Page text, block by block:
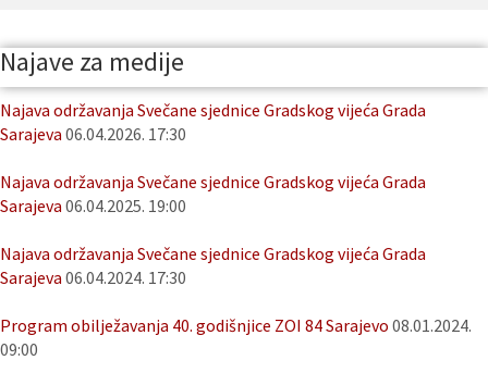
Najave za medije
Najava održavanja Svečane sjednice Gradskog vijeća Grada
Sarajeva 06.04.2026. 17:30
Najava održavanja Svečane sjednice Gradskog vijeća Grada
Sarajeva 06.04.2025. 19:00
Najava održavanja Svečane sjednice Gradskog vijeća Grada
Sarajeva 06.04.2024. 17:30
Program obilježavanja 40. godišnjice ZOI 84 Sarajevo 08.01.2024.
09:00